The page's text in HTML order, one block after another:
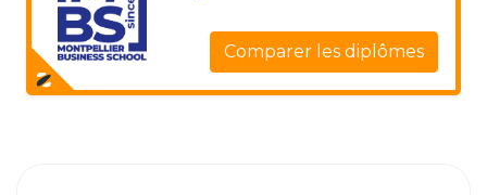
Comparer les diplômes